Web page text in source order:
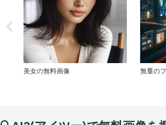
美女の無料画像 無量の